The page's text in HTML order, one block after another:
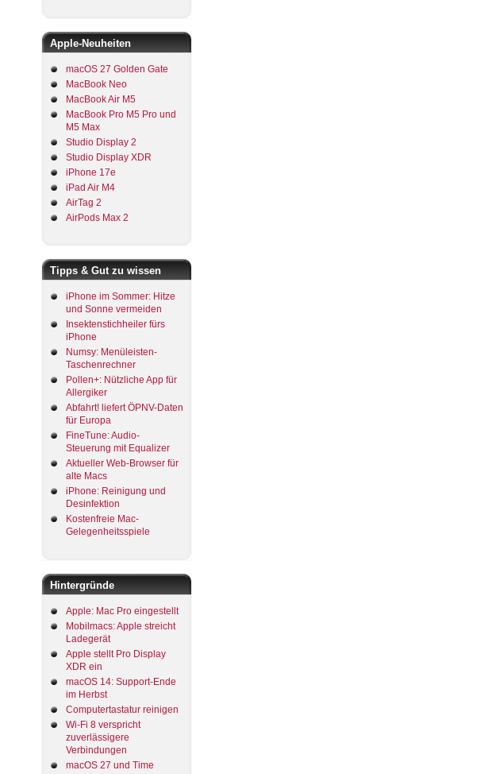
Apple-Neuheiten
macOS 27 Golden Gate
MacBook Neo
MacBook Air M5
MacBook Pro M5 Pro und
M5 Max
Studio Display 2
Studio Display XDR
iPhone 17e
iPad Air M4
AirTag 2
AirPods Max 2
Tipps & Gut zu wissen
iPhone im Sommer: Hitze
und Sonne vermeiden
Insektenstichheiler fürs
iPhone
Numsy: Menüleisten-
Taschenrechner
Pollen+: Nützliche App für
Allergiker
Abfahrt! liefert ÖPNV-Daten
für Europa
FineTune: Audio-
Steuerung mit Equalizer
Aktueller Web-Browser für
alte Macs
iPhone: Reinigung und
Desinfektion
Kostenfreie Mac-
Gelegenheitsspiele
Hintergründe
Apple: Mac Pro eingestellt
Mobilmacs: Apple streicht
Ladegerät
Apple stellt Pro Display
XDR ein
macOS 14: Support-Ende
im Herbst
Computertastatur reinigen
Wi-Fi 8 verspricht
zuverlässigere
Verbindungen
macOS 27 und Time